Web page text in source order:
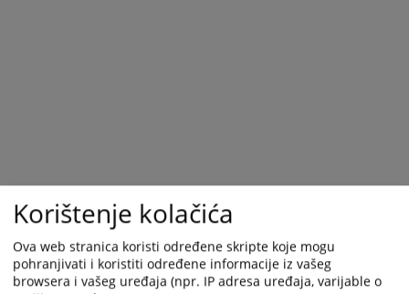
Korištenje kolačića
Ova web stranica koristi određene skripte koje mogu
pohranjivati i koristiti određene informacije iz vašeg
browsera i vašeg uređaja (npr. IP adresa uređaja, varijable o